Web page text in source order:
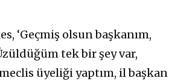
‘Geçmiş olsun başkanım,
tek bir şey var,
üyeliği yaptım, il başkan